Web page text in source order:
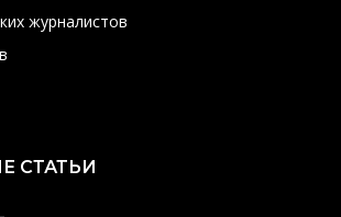
журналистов
СТАТЬИ